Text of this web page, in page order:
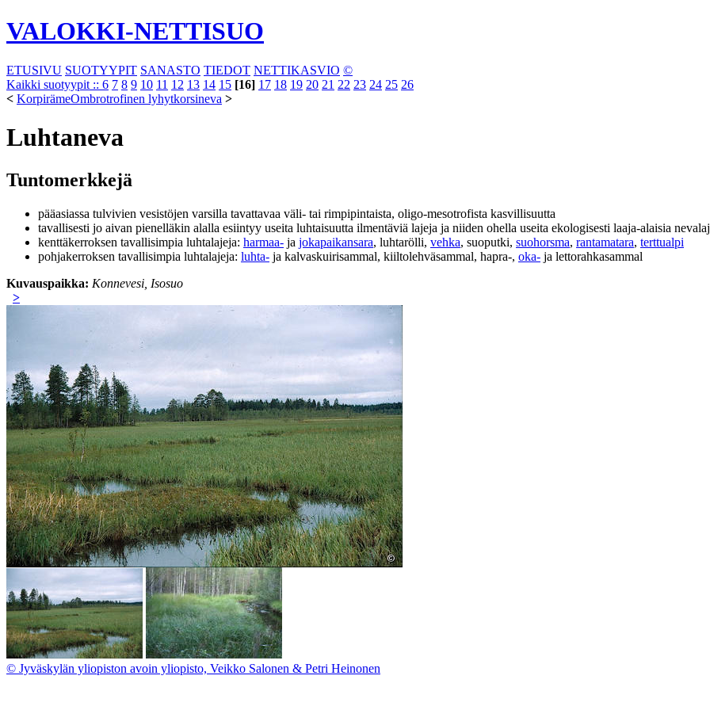
VALOKKI-NETTISUO
ETUSIVU SUOTYYPIT SANASTO TIEDOT NETTIKASVIO ©
Kaikki suotyypit :: 6 7 8 9 10 11 12 13 14 15 [16] 17 18 19 20 21 22 23 24 25 26
< KorpirämeOmbrotrofinen lyhytkorsineva >
Luhtaneva
Tuntomerkkejä
pääasiassa tulvivien vesistöjen varsilla tavattavaa väli- tai rimpipintaista, oligo-mesotrofista kasvillisuutta
tavallisesti jo aivan pienelläkin alalla esiintyy useita luhtaisuutta ilmentäviä lajeja ja niiden ohella useita ekologisesti laaja-alaisia
kenttäkerroksen tavallisimpia luhtalajeja: harmaa- ja jokapaikansara, luhtarölli, vehka, suoputki, suohorsma, rantamatara, terttualpi
pohjakerroksen tavallisimpia luhtalajeja: luhta- ja kalvaskuirisammal, kiiltolehväsammal, hapra-, oka- ja lettorahkasammal
Kuvauspaikka: Konnevesi, Isosuo
>
© Jyväskylän yliopiston avoin yliopisto, Veikko Salonen & Petri Heinonen